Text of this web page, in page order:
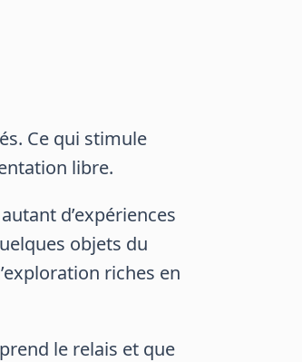
Ce qui stimule
libre.
d’expériences
objets du
riches en
le relais et que